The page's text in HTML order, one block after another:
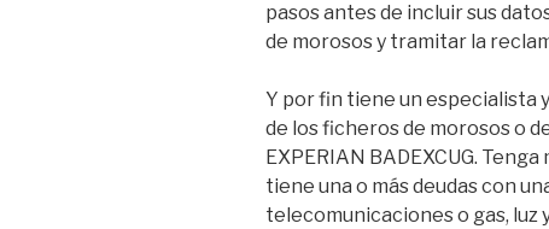
pasos antes de incluir sus
de morosos y tramitar la
Y por fin tiene un especialista
de los ficheros de morosos o
EXPERIAN BADEXCUG.
tiene una o más deudas con
telecomunicaciones o gas, luz